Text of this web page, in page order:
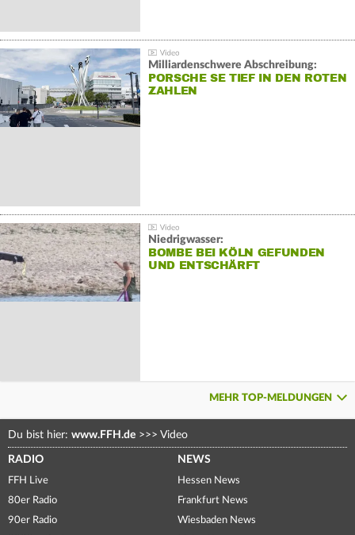
Milliardenschwere Abschreibung:
PORSCHE SE TIEF IN DEN ROTEN
ZAHLEN
Niedrigwasser:
BOMBE BEI KÖLN GEFUNDEN
UND ENTSCHÄRFT
MEHR TOP-MELDUNGEN
Du bist hier: www.FFH.de >>> Video
RADIO
FFH Live
80er Radio
90er Radio
NEWS
Hessen News
Frankfurt News
Wiesbaden News